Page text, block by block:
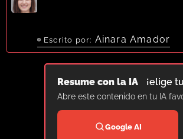
Escrito por: Ainara Amador
Resume con la IA ¡elige
Abre este contenido en tu IA
Google AI